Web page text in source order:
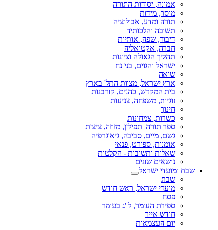
אמונה, יסודות התורה
מוסר, מידות
תורה ומדע, אבולוציה
תשובה והלכותיה
דיבור, שפה, אותיות
חברה, אקטואליה
תהליך הגאולה וציונות
ישראל והגוים, בני נח
שואה
ארץ ישראל, מצוות התל' בארץ
בית המקדש, כהנים, קורבנות
זוגיות, משפחה, צניעות
חינוך
כשרות, צמחונות
ספר תורה, תפילין, מזוזה, ציצית
גשם, מיים, סביבה, גיאוגרפיה
אומנות, ספורט, פנאי
שאלות ותשובות - הקלטות
נושאים שונים
שבת ומועדי ישראל
שבת
מועדי ישראל, ראש חודש
פסח
ספירת העומר, ל"ג בעומר
חודש אייר
יום העצמאות